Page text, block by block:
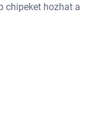
chipeket hozhat a